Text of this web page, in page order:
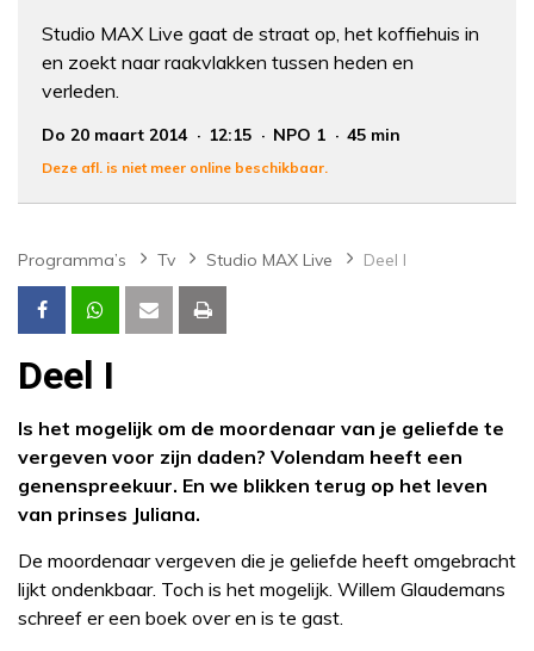
Studio MAX Live gaat de straat op, het koffiehuis in
en zoekt naar raakvlakken tussen heden en
verleden.
Do 20 maart 2014 12:15 NPO 1 45 min
Deze afl. is niet meer online beschikbaar.
Programma’s Tv Studio MAX Live Deel I
Deel I
Is het mogelijk om de moordenaar van je geliefde te
vergeven voor zijn daden? Volendam heeft een
genenspreekuur. En we blikken terug op het leven
van prinses Juliana.
De moordenaar vergeven die je geliefde heeft omgebracht
lijkt ondenkbaar. Toch is het mogelijk. Willem Glaudemans
schreef er een boek over en is te gast.